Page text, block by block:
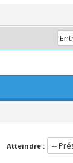
Atteindre :